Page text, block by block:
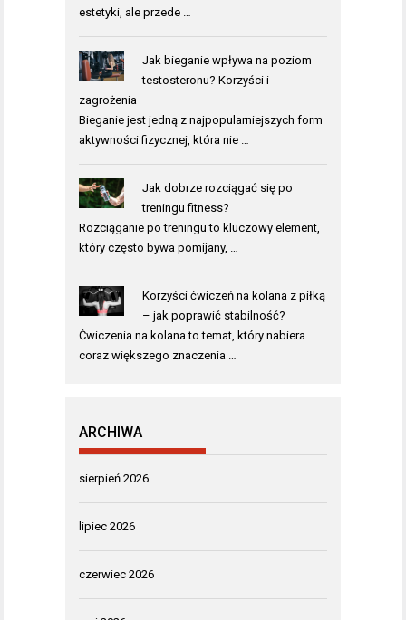
estetyki, ale przede …
Jak bieganie wpływa na poziom
testosteronu? Korzyści i
zagrożenia
Bieganie jest jedną z najpopularniejszych form
aktywności fizycznej, która nie …
Jak dobrze rozciągać się po
treningu fitness?
Rozciąganie po treningu to kluczowy element,
który często bywa pomijany, …
Korzyści ćwiczeń na kolana z piłką
– jak poprawić stabilność?
Ćwiczenia na kolana to temat, który nabiera
coraz większego znaczenia …
ARCHIWA
sierpień 2026
lipiec 2026
czerwiec 2026